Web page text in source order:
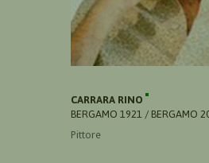
CARRARA RINO
BERGAMO 1921 / BERGAMO
Pittore